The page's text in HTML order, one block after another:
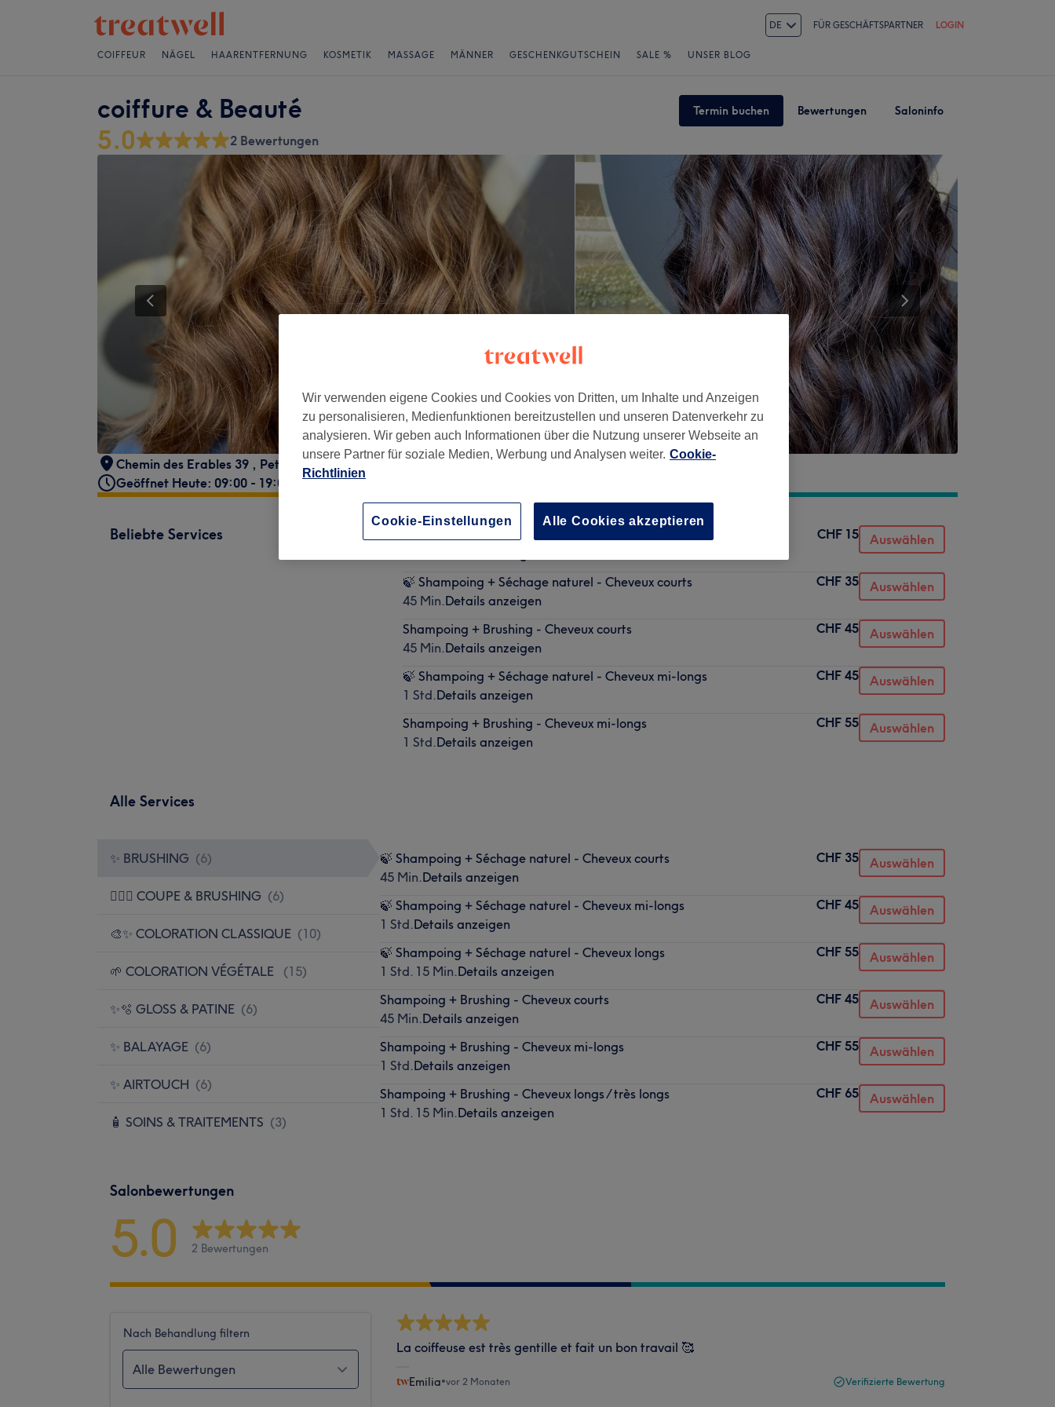
DE FÜR GESCHÄFTSPARTNER LOGIN
COIFFEUR NÄGEL HAARENTFERNUNG KOSMETIK MASSAGE MÄNNER GESCHENKGUTSCHEIN SALE % UNSER BLOG
coiffure & Beauté Termin buchen Bewertungen Saloninfo
5.0 2 Bewertungen
Chemin des Erables 39 , Petit- Lancy, 1213
Geöffnet Heute: 09:00 - 19:00
Beliebte Services CHF 15 Auswählen
🍃 Shampoing + Séchage naturel - Cheveux courts
45 Min.Details anzeigen
CHF 35 Auswählen
Shampoing + Brushing - Cheveux courts
45 Min.Details anzeigen
CHF 45 Auswählen
🍃 Shampoing + Séchage naturel - Cheveux mi-longs
1 Std.Details anzeigen
CHF 45 Auswählen
Shampoing + Brushing - Cheveux mi-longs
1 Std.Details anzeigen
CHF 55 Auswählen
Alle Services
✨ BRUSHING (6)
💇🏻‍♀️ COUPE & BRUSHING (6)
🎨✨ COLORATION CLASSIQUE (10)
🌱 COLORATION VÉGÉTALE (15)
✨🫧 GLOSS & PATINE (6)
✨ BALAYAGE (6)
✨ AIRTOUCH (6)
🧴 SOINS & TRAITEMENTS (3)
🍃 Shampoing + Séchage naturel - Cheveux courts
45 Min.Details anzeigen
CHF 35 Auswählen
🍃 Shampoing + Séchage naturel - Cheveux mi-longs
1 Std.Details anzeigen
CHF 45 Auswählen
🍃 Shampoing + Séchage naturel - Cheveux longs
1 Std. 15 Min.Details anzeigen
CHF 55 Auswählen
Shampoing + Brushing - Cheveux courts
45 Min.Details anzeigen
CHF 45 Auswählen
Shampoing + Brushing - Cheveux mi-longs
1 Std.Details anzeigen
CHF 55 Auswählen
Shampoing + Brushing - Cheveux longs / très longs
1 Std. 15 Min.Details anzeigen
CHF 65 Auswählen
Salonbewertungen
5.0 2 Bewertungen
Nach Behandlung filtern
Alle Bewertungen
La coiffeuse est très gentille et fait un bon travail 🥰
Emilia•vor 2 Monaten Verifizierte Bewertung
Wir verwenden eigene Cookies und Cookies von Dritten, um Inhalte und Anzeigen
zu personalisieren, Medienfunktionen bereitzustellen und unseren Datenverkehr zu
analysieren. Wir geben auch Informationen über die Nutzung unserer Webseite an
unsere Partner für soziale Medien, Werbung und Analysen weiter. Cookie-
Richtlinien
Alle Cookies akzeptieren
Cookie-Einstellungen